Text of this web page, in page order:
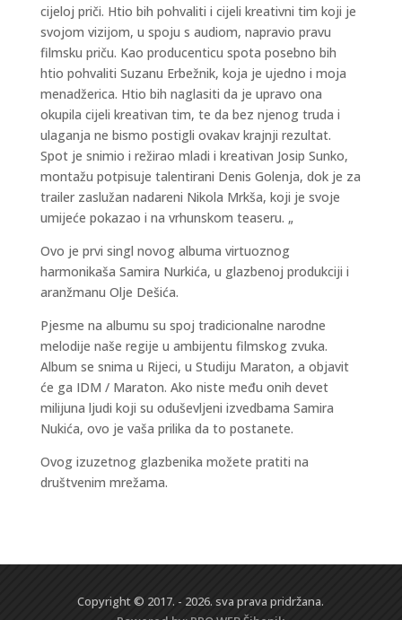
cijeloj priči. Htio bih pohvaliti i cijeli kreativni tim koji je
svojom vizijom, u spoju s audiom, napravio pravu
filmsku priču. Kao producenticu spota posebno bih
htio pohvaliti Suzanu Erbežnik, koja je ujedno i moja
menadžerica. Htio bih naglasiti da je upravo ona
okupila cijeli kreativan tim, te da bez njenog truda i
ulaganja ne bismo postigli ovakav krajnji rezultat.
Spot je snimio i režirao mladi i kreativan Josip Sunko,
montažu potpisuje talentirani Denis Golenja, dok je za
trailer zaslužan nadareni Nikola Mrkša, koji je svoje
umijeće pokazao i na vrhunskom teaseru. „
Ovo je prvi singl novog albuma virtuoznog
harmonikaša Samira Nurkića, u glazbenoj produkciji i
aranžmanu Olje Dešića.
Pjesme na albumu su spoj tradicionalne narodne
melodije naše regije u ambijentu filmskog zvuka.
Album se snima u Rijeci, u Studiju Maraton, a objavit
će ga IDM / Maraton. Ako niste među onih devet
milijuna ljudi koji su oduševljeni izvedbama Samira
Nukića, ovo je vaša prilika da to postanete.
Ovog izuzetnog glazbenika možete pratiti na
društvenim mrežama.
Copyright © 2017. - 2026. sva prava pridržana.